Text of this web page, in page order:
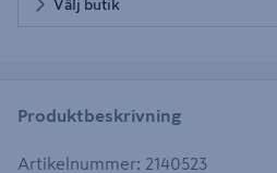
Välj butik
Produktbeskrivning
Artikelnummer: 2140523